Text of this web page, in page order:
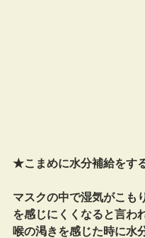
★こまめに水分補給をす
マスクの中で湿気がこも
を感じにくくなると言わ
喉の渇きを感じた時に水